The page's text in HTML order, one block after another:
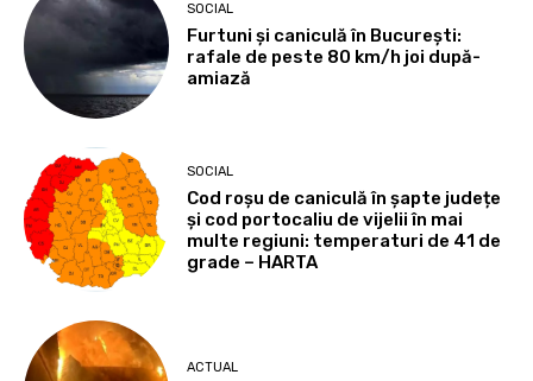
SOCIAL
Furtuni și caniculă în București:
rafale de peste 80 km/h joi după-
amiază
SOCIAL
Cod roșu de caniculă în șapte județe
și cod portocaliu de vijelii în mai
multe regiuni: temperaturi de 41 de
grade – HARTA
ACTUAL